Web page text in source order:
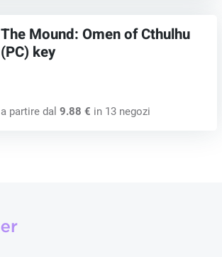
The Mound: Omen of Cthulhu
(PC) key
a partire dal 9.88 € in 13 negozi